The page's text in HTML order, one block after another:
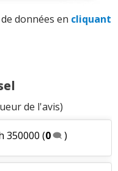
2n'aiment pas
pas
1n'aime pas
4n'aiment pas
données en cliquant
de l'avis)
350000 (0 )